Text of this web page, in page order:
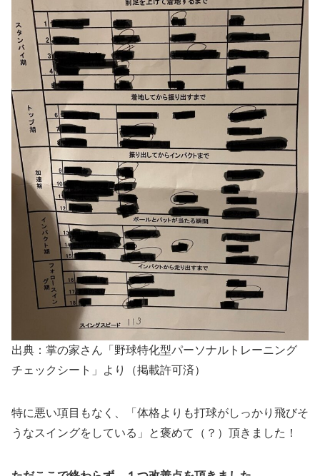
出典：掌の家さん「野球特化型パーソナルトレーニング
チェックシート」より（掲載許可済）
特に悪い項目もなく、「体格よりも打球がしっかり飛びそ
うなスイングをしている」と褒めて（？）頂きました！